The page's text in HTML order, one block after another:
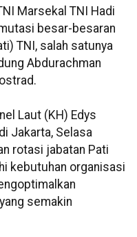
Marsekal TNI Hadi
besar-besaran
TNI, salah satunya
Abdurachman
Laut (KH) Edys
Jakarta, Selasa
rotasi jabatan Pati
kebutuhan organisasi
semakin